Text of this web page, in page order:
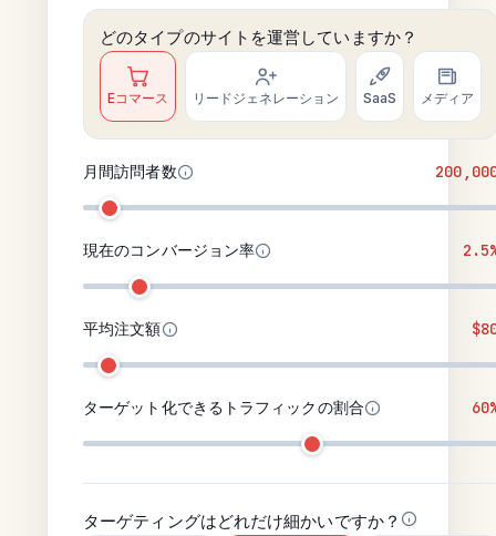
どのタイプのサイトを運営していますか？
Eコマース リードジェネレーション SaaS メディア
月間訪問者数
現在のコンバージョン率
平均注文額
ターゲット化できるトラフィックの割合
ターゲティングはどれだけ細かいですか？